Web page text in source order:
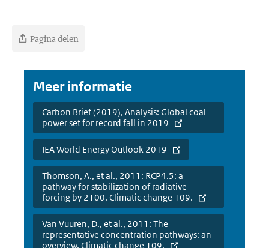
Pagina delen
Meer informatie
Carbon Brief (2019), Analysis: Global coal
power set for record fall in 2019
IEA World Energy Outlook 2019
Thomson, A., et al., 2011: RCP4.5: a
pathway for stabilization of radiative
forcing by 2100. Climatic change 109.
Van Vuuren, D., et al., 2011: The
representative concentration pathways: an
overview. Climatic change 109.